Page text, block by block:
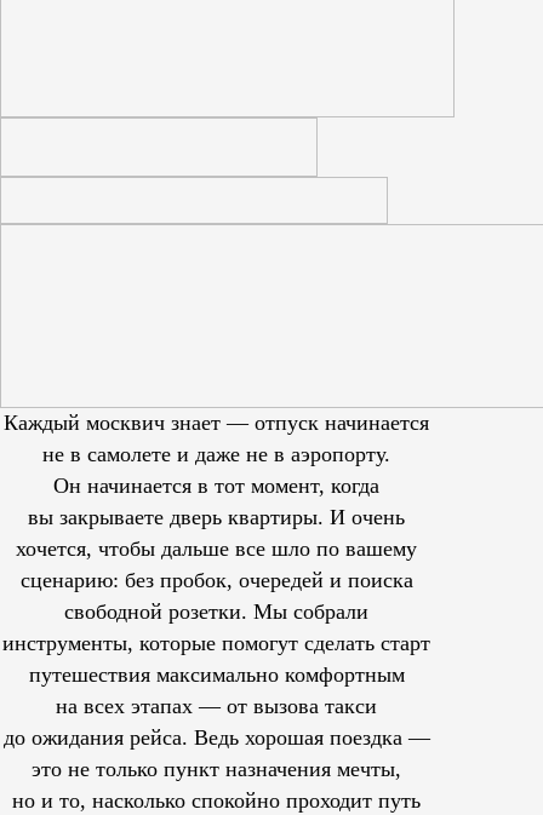
Каждый москвич знает — отпуск начинается
не в самолете и даже не в аэропорту.
Он начинается в тот момент, когда
вы закрываете дверь квартиры. И очень
хочется, чтобы дальше все шло по вашему
сценарию: без пробок, очередей и поиска
свободной розетки. Мы собрали
инструменты, которые помогут сделать старт
путешествия максимально комфортным
на всех этапах — от вызова такси
до ожидания рейса. Ведь хорошая поездка —
это не только пункт назначения мечты,
но и то, насколько спокойно проходит путь